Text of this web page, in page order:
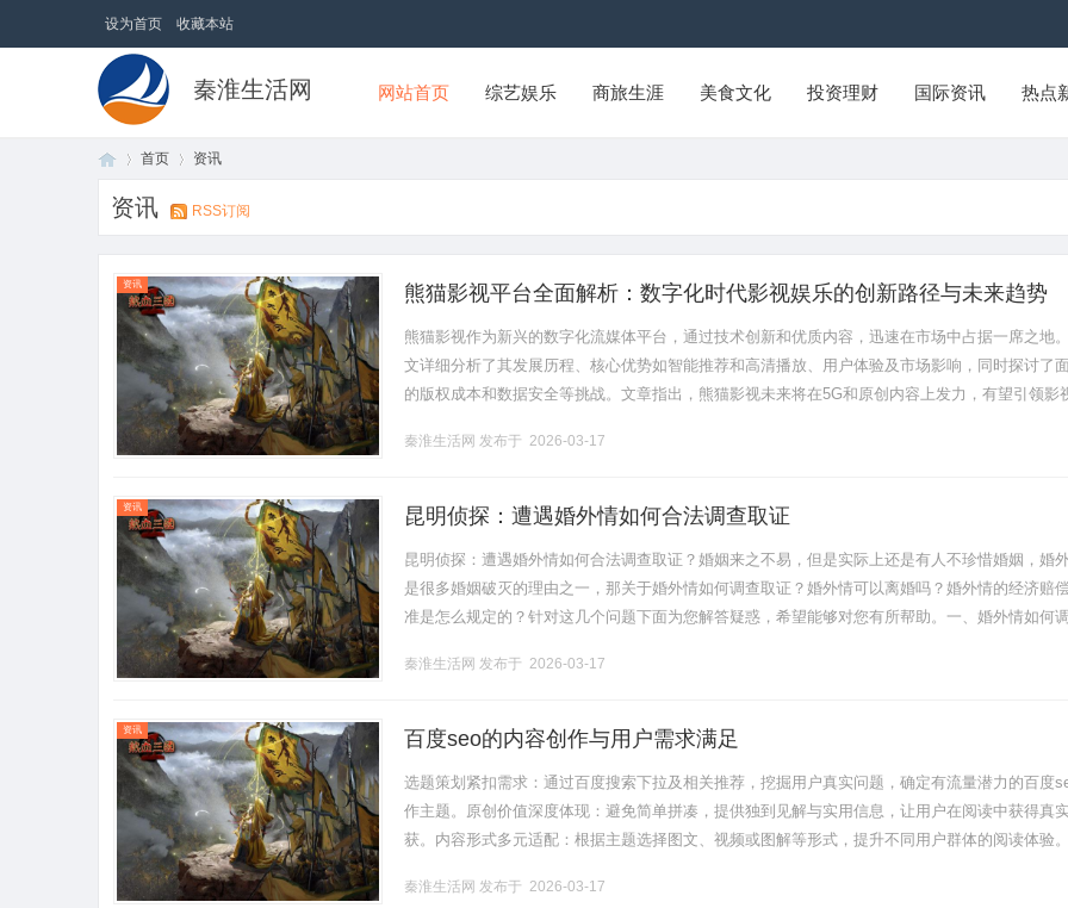
设为首页 收藏本站
秦淮生活网 网站首页 综艺娱乐 商旅生涯 美食文化 投资理财 国际资讯 热点
首页 资讯
资讯 RSS订阅
资讯 熊猫影视平台全面解析：数字化时代影视娱乐的创新路径与未来趋势
熊猫影视作为新兴的数字化流媒体平台，通过技术创新和优质内容，迅速在市场中占据一席之地
文详细分析了其发展历程、核心优势如智能推荐和高清播放、用户体验及市场影响，同时探讨了
的版权成本和数据安全等挑战。文章指出，熊猫影视未来将在5G和原创内容上发力，有望引领影
秦淮生活网 发布于 2026-03-17
资讯 昆明侦探：遭遇婚外情如何合法调查取证
昆明侦探：遭遇婚外情如何合法调查取证？婚姻来之不易，但是实际上还是有人不珍惜婚姻，婚
是很多婚姻破灭的理由之一，那关于婚外情如何调查取证？婚外情可以离婚吗？婚外情的经济赔
准是怎么规定的？针对这几个问题下面为您解答疑惑，希望能够对您有所帮助。一、婚外情如何
下，要.........
秦淮生活网 发布于 2026-03-17
资讯 百度seo的内容创作与用户需求满足
选题策划紧扣需求：通过百度搜索下拉及相关推荐，挖掘用户真实问题，确定有流量潜力的百度
作主题。原创价值深度体现：避免简单拼凑，提供独到见解与实用信息，让用户在阅读中获得真
获。内容形式多元适配：根据主题选择图文、视频或图解等形式，提升不同用户群体的阅读体验
新处.........
秦淮生活网 发布于 2026-03-17